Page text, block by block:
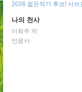
2026 젊은작가 후보! 서
나의 천사
이희주 저
민음사